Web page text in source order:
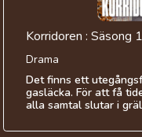
Korridoren : Säsong
Drama
Det finns ett
gasläcka. För att få
alla samtal slutar i